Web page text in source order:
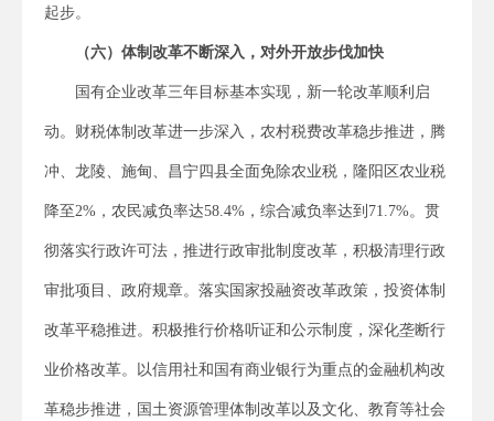
起步。
（六）体制改革不断深入，对外开放步伐加快
国有企业改革三年目标基本实现，新一轮改革顺利启
动。财税体制改革进一步深入，农村税费改革稳步推进，腾
冲、龙陵、施甸、昌宁四县全面免除农业税，隆阳区农业税
降至2%，农民减负率达58.4%，综合减负率达到71.7%。贯
彻落实行政许可法，推进行政审批制度改革，积极清理行政
审批项目、政府规章。落实国家投融资改革政策，投资体制
改革平稳推进。积极推行价格听证和公示制度，深化垄断行
业价格改革。以信用社和国有商业银行为重点的金融机构改
革稳步推进，国土资源管理体制改革以及文化、教育等社会